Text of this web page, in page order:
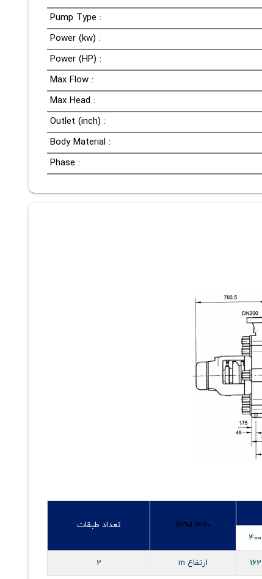
Pump Type :
Power (kw) :
Power (HP) :
Max Flow :
Max Head :
Outlet (inch) :
Body Material :
Phase :
RPM 1470
تعداد طبقات
400
162 ارتفاع m 2